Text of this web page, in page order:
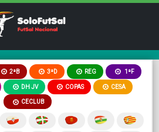
2ªB 3ªD REG 1ªF
DH JV COPAS CESA
CECLUB